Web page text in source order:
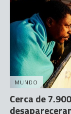
MUNDO
Cerca de